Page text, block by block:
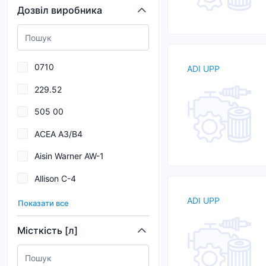
BG
BINDER
BIZOL
Blue Print
BMW
BORGWARNER
BOSCH
Breck
Дозвіл виробника
0710
229.52
505 00
ACEA A3/B4
Aisin Warner AW-1
Allison C-4
Allison C4
API SP
Показати все
Місткість [л]
ADI UPP
ADI UPP